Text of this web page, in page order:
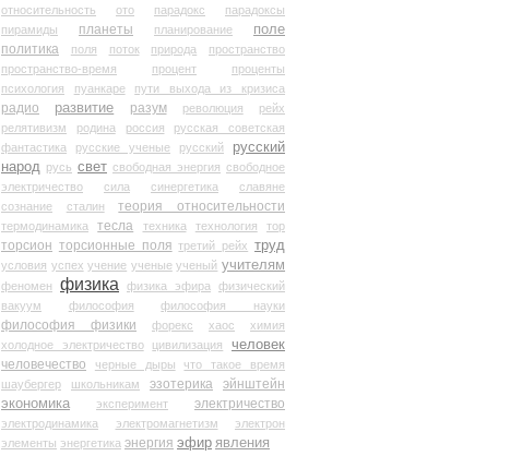
относительность
ото парадокс
парадоксы
пирамиды
планеты планирование
поле
политика
поля поток природа
пространство
пространство-время
процент
проценты
психология
пуанкаре пути выхода из кризиса
радио развитие разум революция
рейх
релятивизм
родина россия
русская советская
фантастика
русские ученые русский
русский
народ русь свет свободная энергия свободное
электричество
сила синергетика
славяне
сознание
сталин теория относительности
термодинамика тесла техника технология тор
торсион торсионные поля третий рейх труд
условия успех учение ученые ученый учителям
феномен физика физика эфира
физический
вакуум
философия философия науки
философия физики форекс хаос
химия
холодное электричество
цивилизация человек
человечество черные дыры
что такое время
шаубергер
школьникам эзотерика
эйнштейн
экономика
эксперимент электричество
электродинамика электромагнетизм
электрон
элементы энергетика энергия эфир явления